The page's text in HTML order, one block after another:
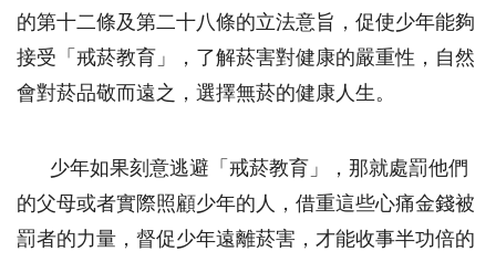
的第十二條及第二十八條的立法意旨，促使少年能夠
接受「戒菸教育」，了解菸害對健康的嚴重性，自然
會對菸品敬而遠之，選擇無菸的健康人生。
少年如果刻意逃避「戒菸教育」，那就處罰他們
的父母或者實際照顧少年的人，借重這些心痛金錢被
罰者的力量，督促少年遠離菸害，才能收事半功倍的